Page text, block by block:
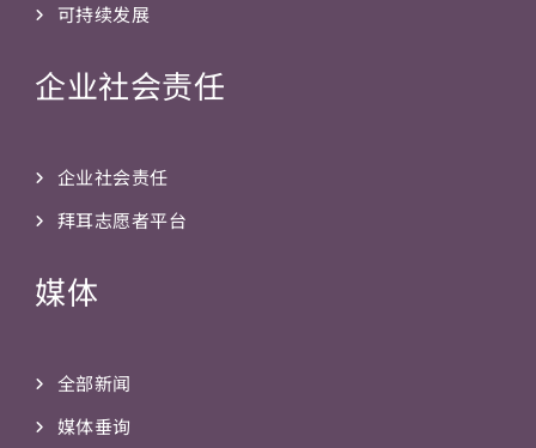
可持续发展
企业社会责任
企业社会责任
拜耳志愿者平台
媒体
全部新闻
媒体垂询